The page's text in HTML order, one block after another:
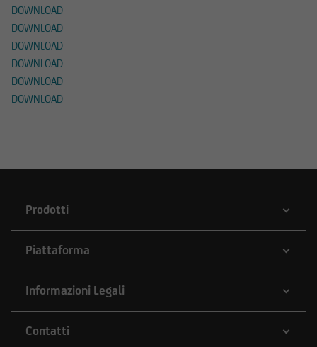
DOWNLOAD
DOWNLOAD
DOWNLOAD
DOWNLOAD
DOWNLOAD
DOWNLOAD
Prodotti
Piattaforma
Informazioni Legali
Contatti